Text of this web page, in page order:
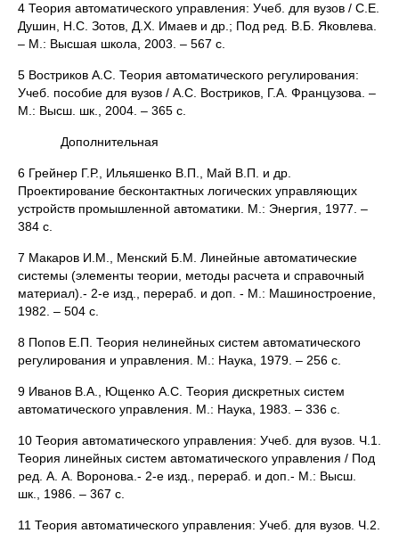
4 Теория автоматического управления: Учеб. для вузов / С.Е.
Душин, Н.С. Зотов, Д.Х. Имаев и др.; Под ред. В.Б. Яковлева.
– М.: Высшая школа, 2003. – 567 с.
5 Востриков А.С. Теория автоматического регулирования:
Учеб. пособие для вузов / А.С. Востриков, Г.А. Французова. –
М.: Высш. шк., 2004. – 365 с.
Дополнительная
6 Грейнер Г.Р., Ильяшенко В.П., Май В.П. и др.
Проектирование бесконтактных логических управляющих
устройств промышленной автоматики. М.: Энергия, 1977. –
384 с.
7 Макаров И.М., Менский Б.М. Линейные автоматические
системы (элементы теории, методы расчета и справочный
материал).- 2-е изд., перераб. и доп. - М.: Машиностроение,
1982. – 504 с.
8 Попов Е.П. Теория нелинейных систем автоматического
регулирования и управления. М.: Наука, 1979. – 256 с.
9 Иванов В.А., Ющенко А.С. Теория дискретных систем
автоматического управления. М.: Наука, 1983. – 336 с.
10 Теория автоматического управления: Учеб. для вузов. Ч.1.
Теория линейных систем автоматического управления / Под
ред. А. А. Воронова.- 2-е изд., перераб. и доп.- М.: Высш.
шк., 1986. – 367 с.
11 Теория автоматического управления: Учеб. для вузов. Ч.2.